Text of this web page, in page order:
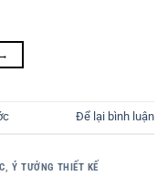
→
Để lại bình luận
,Ý TƯỞNG THIẾT KẾ